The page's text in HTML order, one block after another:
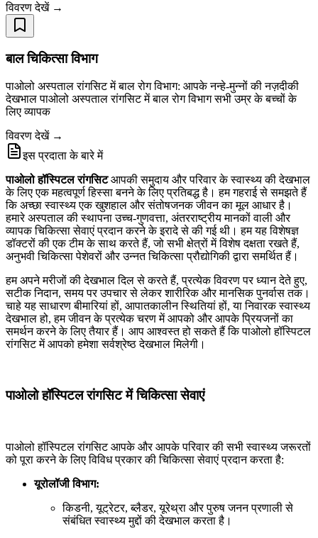
विवरण देखें →
बाल चिकित्सा विभाग
पाओलो अस्पताल रांगसिट में बाल रोग विभाग: आपके नन्हे-मुन्नों की नज़दीकी
देखभाल पाओलो अस्पताल रांगसिट में बाल रोग विभाग सभी उम्र के बच्चों के
लिए व्यापक
विवरण देखें →
इस प्रदाता के बारे में
पाओलो हॉस्पिटल रांगसिटआपकी समुदाय और परिवार के स्वास्थ्य की देखभाल
के लिए एक महत्वपूर्ण हिस्सा बनने के लिए प्रतिबद्ध है। हम गहराई से समझते हैं
कि अच्छा स्वास्थ्य एक खुशहाल और संतोषजनक जीवन का मूल आधार है।
हमारे अस्पताल की स्थापना उच्च-गुणवत्ता, अंतरराष्ट्रीय मानकों वाली और
व्यापक चिकित्सा सेवाएं प्रदान करने के इरादे से की गई थी। हम यह विशेषज्ञ
डॉक्टरों की एक टीम के साथ करते हैं, जो सभी क्षेत्रों में विशेष दक्षता रखते हैं,
अनुभवी चिकित्सा पेशेवरों और उन्नत चिकित्सा प्रौद्योगिकी द्वारा समर्थित हैं।
हम अपने मरीजों की देखभाल दिल से करते हैं, प्रत्येक विवरण पर ध्यान देते हुए,
सटीक निदान, समय पर उपचार से लेकर शारीरिक और मानसिक पुनर्वास तक।
चाहे यह साधारण बीमारियां हों, आपातकालीन स्थितियां हों, या निवारक स्वास्थ्य
देखभाल हो, हम जीवन के प्रत्येक चरण में आपको और आपके प्रियजनों का
समर्थन करने के लिए तैयार हैं। आप आश्वस्त हो सकते हैं कि पाओलो हॉस्पिटल
रांगसिट में आपको हमेशा सर्वश्रेष्ठ देखभाल मिलेगी।
पाओलो हॉस्पिटल रांगसिट में चिकित्सा सेवाएं
पाओलो हॉस्पिटल रांगसिट आपके और आपके परिवार की सभी स्वास्थ्य जरूरतों
को पूरा करने के लिए विविध प्रकार की चिकित्सा सेवाएं प्रदान करता है:
यूरोलॉजी विभाग:
किडनी, यूट्रेटर, ब्लैडर, यूरेथ्रा और पुरुष जनन प्रणाली से
संबंधित स्वास्थ्य मुद्दों की देखभाल करता है।